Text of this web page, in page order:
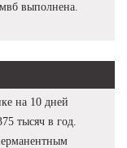
выполнена.
на 10 дней
тысяч в год.